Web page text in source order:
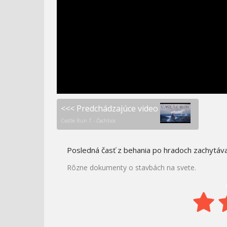
<<< Predchádzajúce video
Castle Run 7 - Čachtice
Posledná časť z behania po hradoch
Rôzne dokumenty o stavbách na svete.